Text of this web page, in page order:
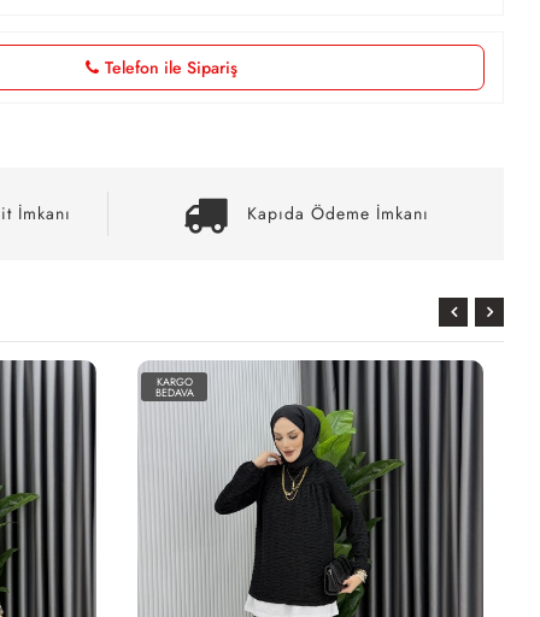
Telefon ile Sipariş
İmkanı Kapıda Ödeme İmkanı
KARGO
BEDAVA